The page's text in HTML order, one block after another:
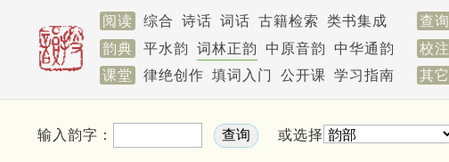
阅读 综合 诗话 词话 古籍检索 类书集成 查询
韵典
平水韵 词林正韵 中原音韵 中华通韵 校注
课堂
律绝创作 填词入门 公开课 学习指南 其它
输入韵字： 或选择